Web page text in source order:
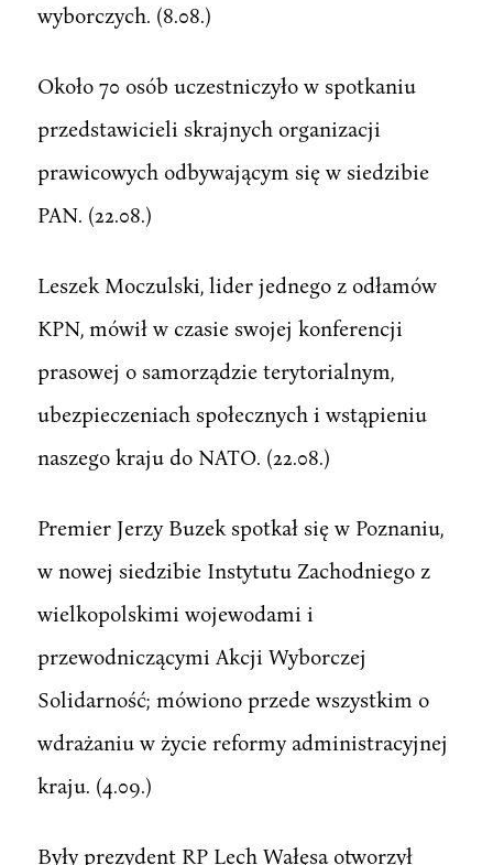
wyborczych. (8.08.)
Około 70 osób uczestniczyło w spotkaniu
przedstawicieli skrajnych organizacji
prawicowych odbywającym się w siedzibie
PAN. (22.08.)
Leszek Moczulski, lider jednego z odłamów
KPN, mówił w czasie swojej konferencji
prasowej o samorządzie terytorialnym,
ubezpieczeniach społecznych i wstąpieniu
naszego kraju do NATO. (22.08.)
Premier Jerzy Buzek spotkał się w Poznaniu,
w nowej siedzibie Instytutu Zachodniego z
wielkopolskimi wojewodami i
przewodniczącymi Akcji Wyborczej
Solidarność; mówiono przede wszystkim o
wdrażaniu w życie reformy administracyjnej
kraju. (4.09.)
Były prezydent RP Lech Wałęsa otworzył